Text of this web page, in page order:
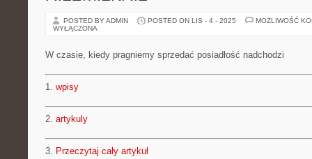
POSTED BY ADMIN POSTED ON LIS - 4 - 2025
MOŻLIWOŚĆ
WYŁĄCZONA
W czasie, kiedy pragniemy sprzedać posiadłość nadchodzi
1. wpisy
2. artykuly
3. Przeczytaj cały artykuł